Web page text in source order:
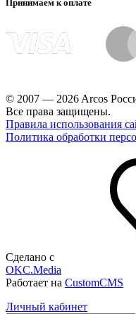
Принимаем к оплате
© 2007 — 2026 Arcos
Все права защищены.
Правила использования
Политика обработки
Сделано с
OKC.Media
Работает на CustomCMS
Личный кабинет